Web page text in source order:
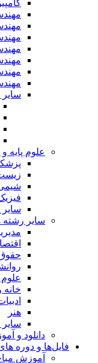
کامپیوتر
مهندسی
مهندسی
مهندسی
مهندسی
مهندسی
مهندسی
مهندسی
سایر
علوم پایه و
پزشکی
زیست
شیمی
فیزیک و
سایر
سایر رشته ها
مدیریت
اقتصاد
حقوق
علوم
خانه و
ادبیات
هنر
سایر
دانلود و آموزش
فایل‌ها و دوره های
آموزش